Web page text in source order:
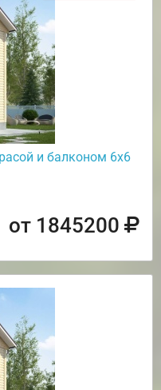
и балконом 6х6
от 1845200